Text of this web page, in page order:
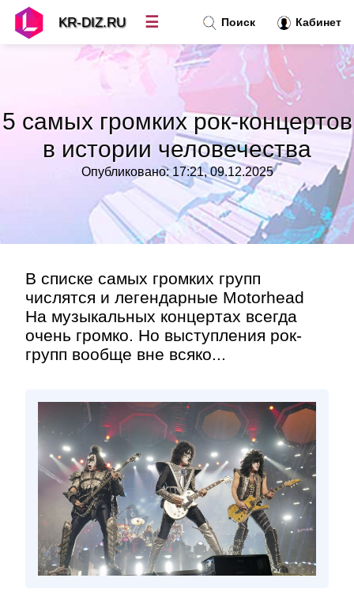
5 самых громких рок-концертов
в истории человечества
Опубликовано: 17:21, 09.12.2025
В списке самых громких групп
числятся и легендарные Motorhead
На музыкальных концертах всегда
очень громко. Но выступления рок-
групп вообще вне всяко...
Поиск Кабинет
KR-DIZ.RU ☰
Топ новостей »
»
»
Контакт»